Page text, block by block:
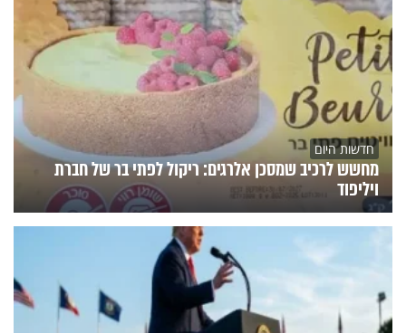
חדשות היום
מחשש לרכיב שמסכן אלרגים: ריקול לפתי בר של חברת
ויליפוד